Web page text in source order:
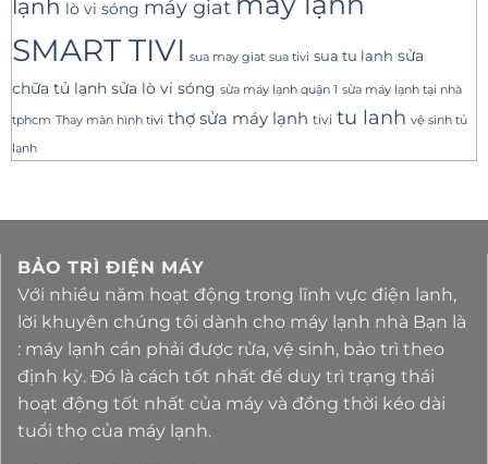
lạnh lò vi sóng máy giat
SMART TIVI sua may giat sua tivi sua tu lanh sửa
chữa tủ lạnh sửa lò vi sóng sửa máy lạnh quận 1 sửa máy lạnh tại nhà
tphcm Thay màn hình tivi thợ sửa máy lạnh tivi tu lanh vệ sinh tủ
lạnh
BẢO TRÌ ĐIỆN MÁY
Với nhiều năm hoạt động trong lĩnh vực điện lanh,
lời khuyên chúng tôi dành cho máy lạnh nhà Bạn là
: máy lạnh cần phải được rửa, vệ sinh, bảo trì theo
định kỳ. Đó là cách tốt nhất để duy trì trạng thái
hoạt động tốt nhất của máy và đồng thời kéo dài
tuổi thọ của máy lạnh.